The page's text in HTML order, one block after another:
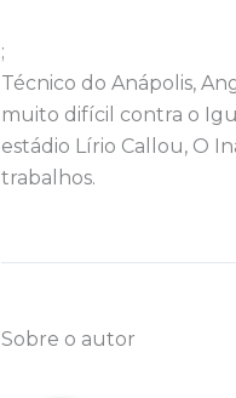
;
Técnico do Anápolis,
muito difícil contra o
estádio Lírio Callou, O
trabalhos.
Sobre o autor